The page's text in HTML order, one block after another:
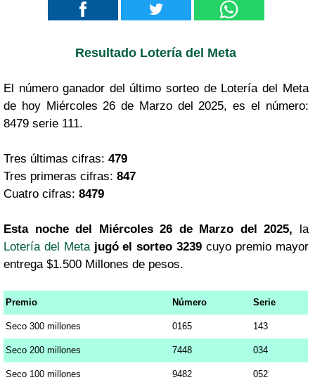
Resultado Lotería del Meta
El número ganador del último sorteo de Lotería del Meta
de hoy Miércoles 26 de Marzo del 2025, es el número:
8479 serie 111.
Tres últimas cifras: 479
Tres primeras cifras: 847
Cuatro cifras: 8479
Esta noche del Miércoles 26 de Marzo del 2025, la
Lotería del Meta jugó el sorteo 3239 cuyo premio mayor
entrega $1.500 Millones de pesos.
Premio Número Serie
Seco 300 millones 0165 143
Seco 200 millones 7448 034
Seco 100 millones 9482 052